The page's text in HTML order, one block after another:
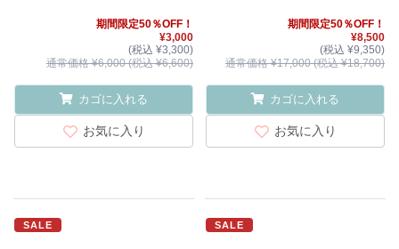
期間限定50％OFF！
¥3,000
(税込 ¥3,300)
通常価格 ¥6,000 (税込 ¥6,600)
カゴに入れる
お気に入り
期間限定50％OFF！
¥8,500
(税込 ¥9,350)
通常価格 ¥17,000 (税込 ¥18,700)
カゴに入れる
お気に入り
SALE SALE